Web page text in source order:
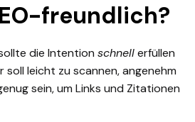
freundlich?
die Intention schnellerfüllen
soll leicht zu scannen, angenehm
sein, um Links und Zitationen